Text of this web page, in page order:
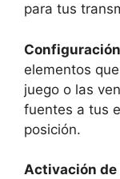
para tus
elementos
juego o las
fuentes a tus
posición.
Activación de